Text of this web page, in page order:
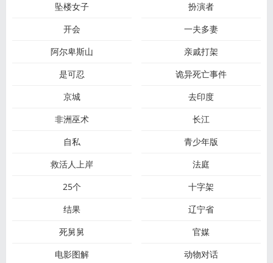
坠楼女子
扮演者
开会
一夫多妻
阿尔卑斯山
亲戚打架
是可忍
诡异死亡事件
京城
去印度
非洲巫术
长江
自私
青少年版
救活人上岸
法庭
25个
十字架
结果
辽宁省
死舅舅
官媒
电影图解
动物对话